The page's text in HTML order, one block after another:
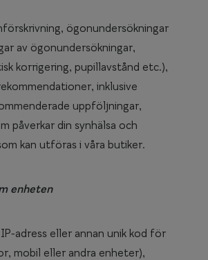
ögonundersökningar
av ögonundersökningar,
korrigering, pupillavstånd etc.),
inklusive
uppföljningar,
påverkar din synhälsa och
kan utföras i våra butiker.
enheten
adress eller annan unik kod för
mobil eller andra enheter),